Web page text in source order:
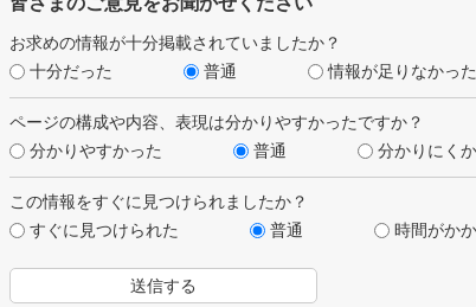
お求めの情報が十分掲載されていましたか？
十分だった
普通 情報が足りなかった
ページの構成や内容、表現は分かりやすかったですか？
分かりやすかった
普通 分かりにく
この情報をすぐに見つけられましたか？
すぐに見つけられた
普通 時間がか